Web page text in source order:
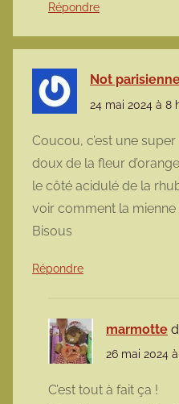
Répondre
Not
24 mai 2024 à 8
Coucou, c’est une
doux de la fleur
le côté acidulé de la
voir comment la
Bisous
Répondre
marmotte
26 mai 2024
C’est tout à fait ça !